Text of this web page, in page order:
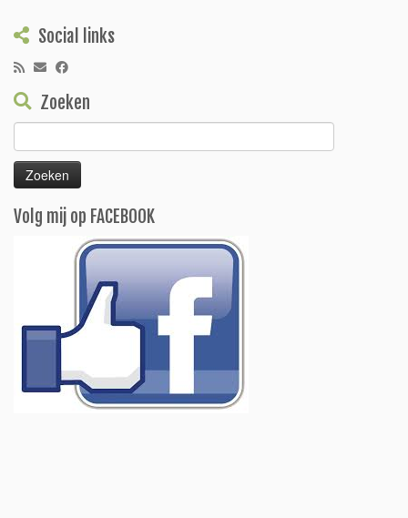
Social links
Zoeken
naar:
Volg mij op FACEBOOK